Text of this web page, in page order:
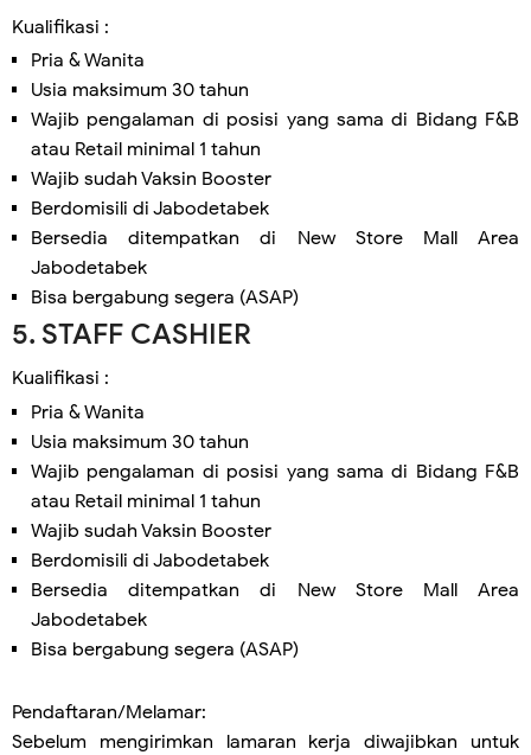
Kualifikasi :
Pria & Wanita
Usia maksimum 30 tahun
Wajib pengalaman di posisi yang sama di Bidang F&B
atau Retail minimal 1 tahun
Wajib sudah Vaksin Booster
Berdomisili di Jabodetabek
Bersedia ditempatkan di New Store Mall Area
Jabodetabek
Bisa bergabung segera (ASAP)
5. STAFF CASHIER
Kualifikasi :
Pria & Wanita
Usia maksimum 30 tahun
Wajib pengalaman di posisi yang sama di Bidang F&B
atau Retail minimal 1 tahun
Wajib sudah Vaksin Booster
Berdomisili di Jabodetabek
Bersedia ditempatkan di New Store Mall Area
Jabodetabek
Bisa bergabung segera (ASAP)
Pendaftaran/Melamar:
Sebelum mengirimkan lamaran kerja diwajibkan untuk